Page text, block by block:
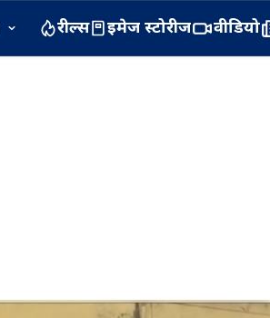
रील्स इमेज स्टोरीज वीडियो